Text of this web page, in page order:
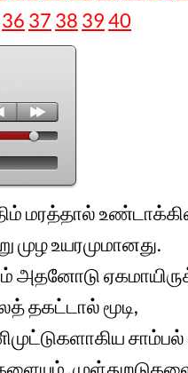
36 37 38 3940
மரத்தால்
முழ உயரமுமானது.
அதனோடு
மூடி,